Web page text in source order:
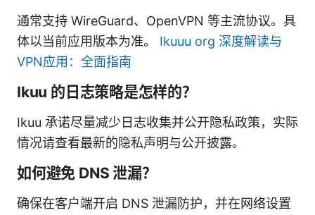
通常支持 WireGuard、OpenVPN 等主流协议。具
体以当前应用版本为准。 Ikuuu org 深度解读与
VPN应用：全面指南
Ikuu 的日志策略是怎样的？
Ikuu 承诺尽量减少日志收集并公开隐私政策，实际
情况请查看最新的隐私声明与公开披露。
如何避免 DNS 泄漏？
确保在客户端开启 DNS 泄漏防护，并在网络设置